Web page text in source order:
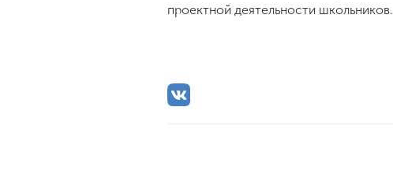
проектной деятельности школьников.